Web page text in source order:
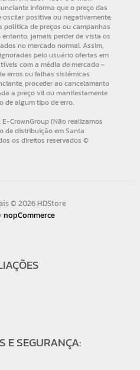
© 2026 HDStore
nopCommerce
E SEGURANÇA: